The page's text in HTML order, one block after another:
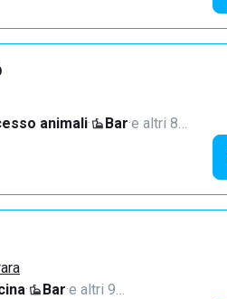
animali· Bar·e altri 8…
· Bar·e altri 9…